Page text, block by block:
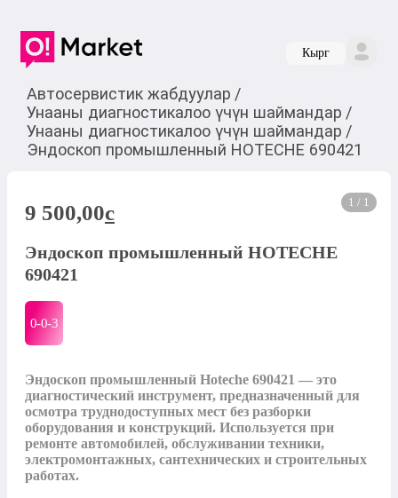
Кырг
Автосервистик жабдуулар /
Унааны диагностикалоо үчүн шаймандар /
Унааны диагностикалоо үчүн шаймандар /
Эндоскоп промышленный HOTECHE 690421
1 / 1
9 500,00c
Эндоскоп промышленный HOTECHE
690421
0-0-3
Эндоскоп промышленный Hoteche 690421 — это
диагностический инструмент, предназначенный для
осмотра труднодоступных мест без разборки
оборудования и конструкций. Используется при
ремонте автомобилей, обслуживании техники,
электромонтажных, сантехнических и строительных
работах.